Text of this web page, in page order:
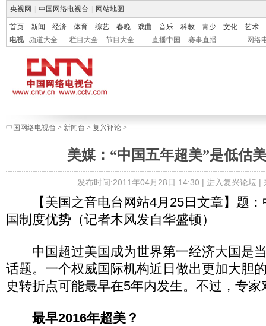
央视网 中国网络电视台 网站地图
首页 新闻 经济 体育 综艺 春晚 戏曲 音乐 科教 青少 文化
艺术
电视
频道大全 栏目大全 节目大全 直播中国 赛事直播 网络
中国网络电视台 > 新闻台 > 复兴评论 >
美媒：“中国五年超美”是低估
发布时间:2011年04月28日 14:30 | 进入复兴论坛|
【美国之音电台网站4月25日文章】题：
国制度优势（记者木风发自华盛顿）
中国超过美国成为世界第一经济大国是
话题。一个权威国际机构近日做出更加大胆
史转折点可能最早在5年内发生。不过，专
最早2016年超美？